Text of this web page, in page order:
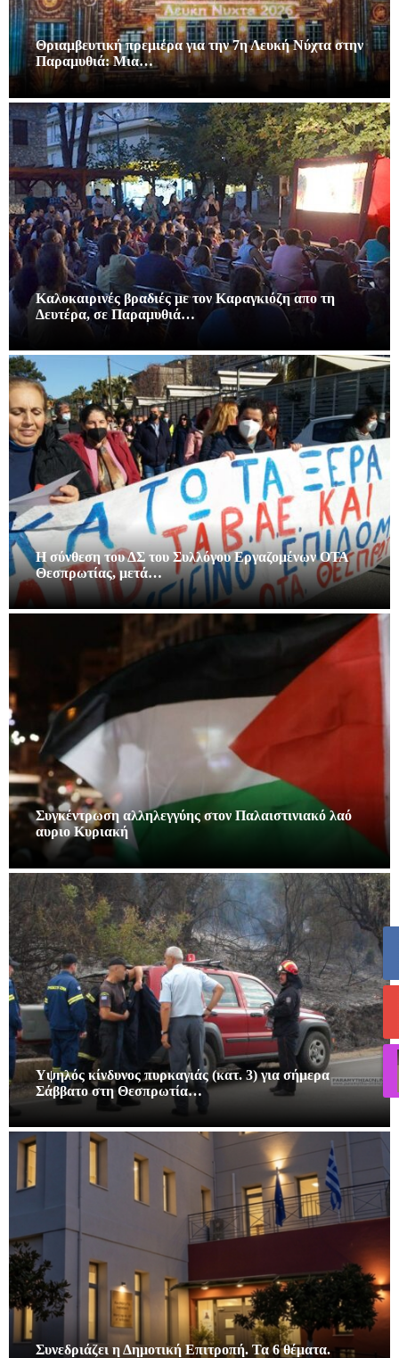
Θριαμβευτική πρεμιέρα για την 7η Λευκή Νύχτα στην
Παραμυθιά: Μια…
Καλοκαιρινές βραδιές με τον Καραγκιόζη απο τη
Δευτέρα, σε Παραμυθιά…
Η σύνθεση του ΔΣ του Συλλόγου Εργαζομένων ΟΤΑ
Θεσπρωτίας, μετά…
Συγκέντρωση αλληλεγγύης στον Παλαιστινιακό λαό
αυριο Κυριακή
Υψηλός κίνδυνος πυρκαγιάς (κατ. 3) για σήμερα
Σάββατο στη Θεσπρωτία…
Συνεδριάζει η Δημοτική Επιτροπή. Τα 6 θέματα.